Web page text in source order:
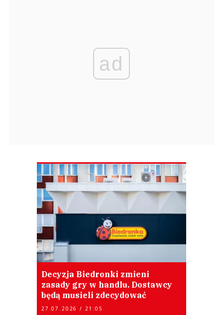
ad
Decyzja Biedronki zmieni
zasady gry w handlu. Dostawcy
będą musieli zdecydować
27.07.2026 / 21:05